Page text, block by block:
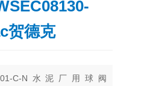
贺德克
01-C-N水泥厂用球阀